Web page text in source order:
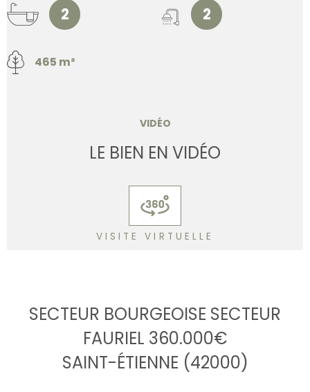
2 2
465 m²
VIDÉO
LE BIEN EN VIDÉO
VISITE VIRTUELLE
SECTEUR BOURGEOISE SECTEUR
FAURIEL 360.000€
SAINT-ÉTIENNE (42000)